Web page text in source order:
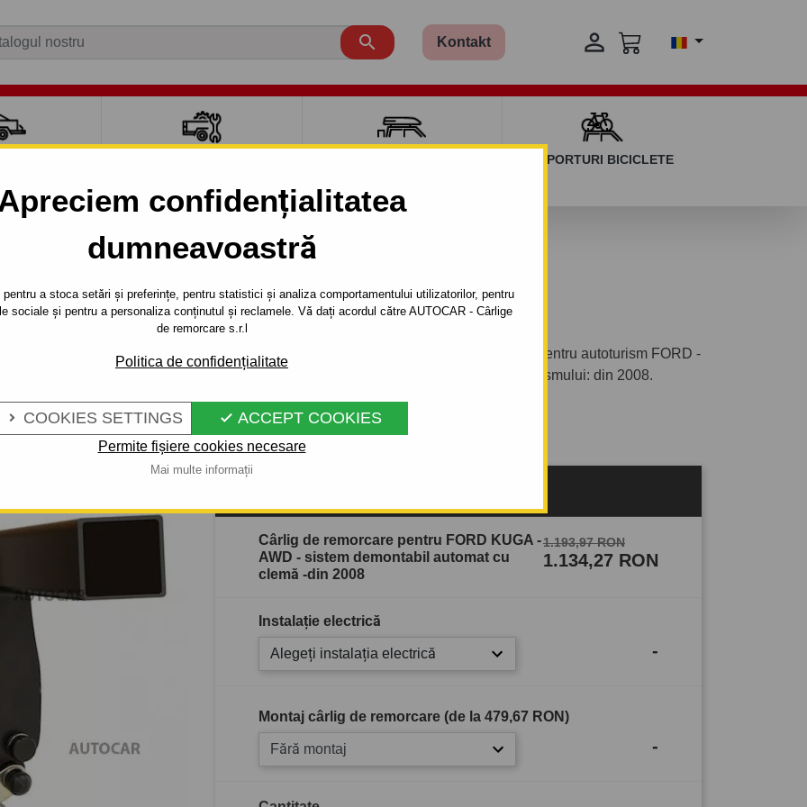
confidențialitatea
dumneavoastră
a stoca setări și preferințe, pentru statistici și analiza comportamentului utilizatorilor, pentru
sociale și pentru a personaliza conținutul și reclamele. Vă dați acordul către AUTOCAR - Cârlige
de remorcare s.r.l
Politica de confidențialitate
 COOKIES SETTINGS  ACCEPT COOKIES
Permite fișiere cookies necesare
Mai multe informații
 Kontakt 
SUPORTURI BICICLETE
2008 - 2012
- sistem demontabil automat cu clemă -din 2008
Referinta:
Cârlig de remorcare demontabil automat cu clemă pentru autoturism FORD -
typ: KUGA, seria : AWD.Anul de fabricaţie a autoturismului: din 2008.
Descrierea completă a produsului
Cârlig de remorcare pentru FORD KUGA -
AWD - sistem demontabil automat cu
clemă -din 2008
1.193,97 RON
1.134,27 RON
Instalație electrică
Alegeți instalația electrică -
Montaj cârlig de remorcare (de la 479,67 RON)
Fără montaj -